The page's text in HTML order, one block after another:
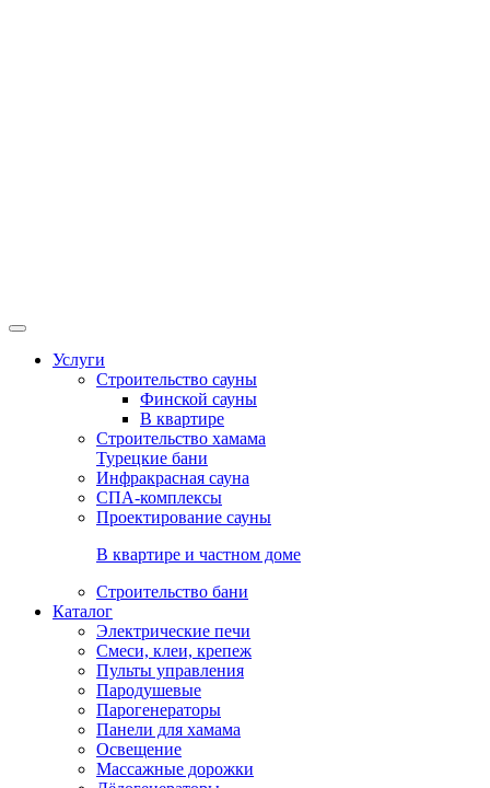
Услуги
Строительство сауны
Финской сауны
В квартире
Строительство хамама
Турецкие бани
Инфракрасная сауна
СПА-комплексы
Проектирование сауны
В квартире и частном доме
Строительство бани
Каталог
Электрические печи
Смеси, клеи, крепеж
Пульты управления
Пародушевые
Парогенераторы
Панели для хамама
Освещение
Массажные дорожки